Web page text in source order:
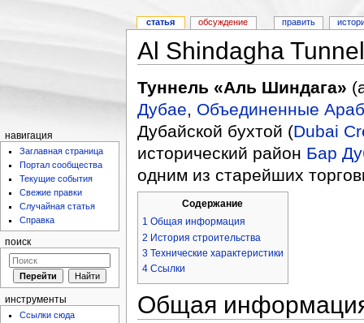
Al Shindagha Tunnel
Туннель «Аль Шиндага»
Дубае, Объединенные
Дубайской бухтой (Dubai
исторический район Бар
одним из старейших
Содержание
1 Общая информация
2 История строительства
3 Технические характеристики
4 Ссылки
Общая
статья обсуждение править
навигация
Заглавная страница
Портал сообщества
Текущие события
Свежие правки
Случайная статья
Справка
поиск
инструменты
Ссылки сюда